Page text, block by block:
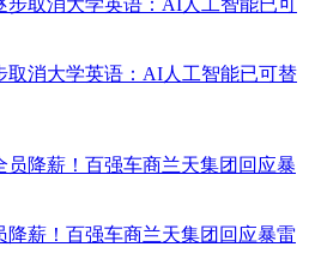
取消大学英语：AI人工智能已可替
降薪！百强车商兰天集团回应暴雷